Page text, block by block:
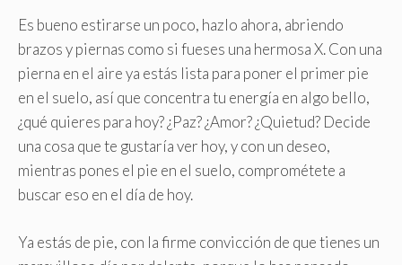
Es bueno estirarse un poco, hazlo ahora, abriendo
brazos y piernas como si fueses una hermosa X. Con una
pierna en el aire ya estás lista para poner el primer pie
en el suelo, así que concentra tu energía en algo bello,
¿qué quieres para hoy? ¿Paz? ¿Amor? ¿Quietud? Decide
una cosa que te gustaría ver hoy, y con un deseo,
mientras pones el pie en el suelo, comprométete a
buscar eso en el día de hoy.
Ya estás de pie, con la firme convicción de que tienes un